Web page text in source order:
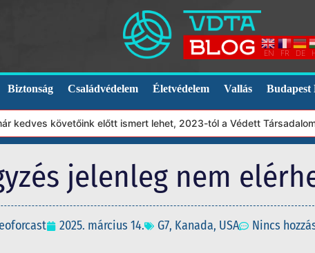
EN FR DE
Biztonság Családvédelem Életvédelem Vallás Budapest
követőink előtt ismert lehet, 2023-tól a Védett Társadalom
jelenleg nem
2025. március 14. G7, Kanada, USA Nincs